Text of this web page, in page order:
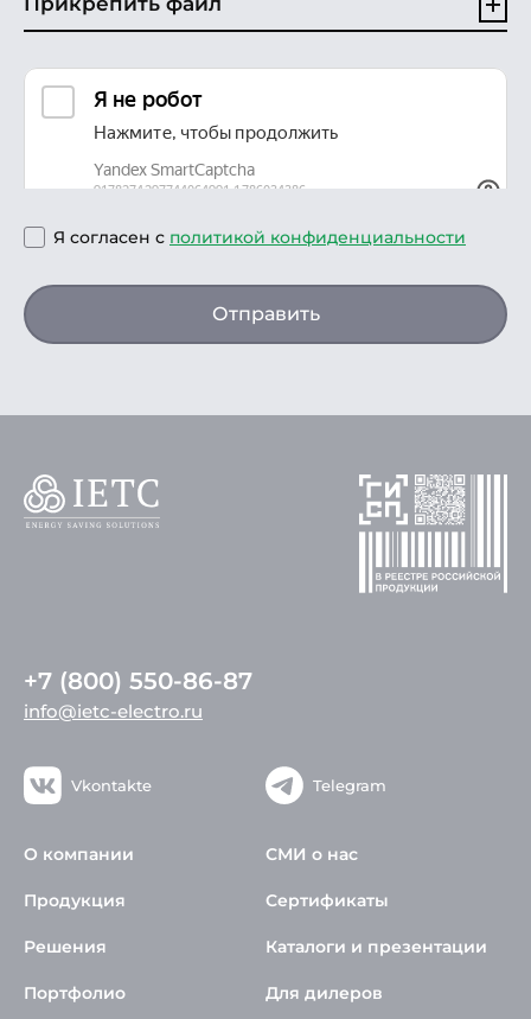
Я согласен с политикой конфиденциальности
Отправить
+7 (800) 550-86-87
info@ietc-electro.ru
Vkontakte Telegram
О компании
Продукция
Решения
Портфолио
СМИ о нас
Сертификаты
Каталоги и презентации
Для дилеров